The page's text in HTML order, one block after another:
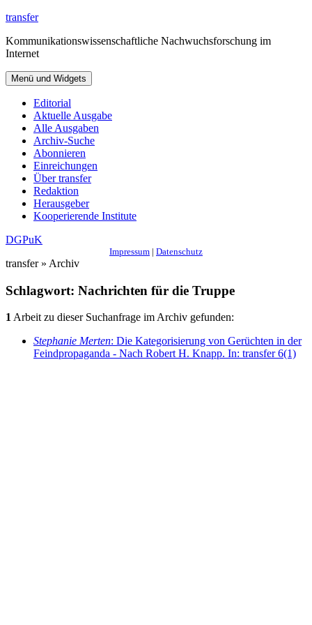
Zum
springen
transfer
Kommunikationswissenschaftliche Nachwuchsforschung im
Internet
Menü und Widgets
Editorial
Aktuelle Ausgabe
Alle Ausgaben
Archiv-Suche
Abonnieren
Einreichungen
Über transfer
Redaktion
Herausgeber
Kooperierende Institute
DGPuK
Impressum | Datenschutz
transfer » Archiv
Schlagwort: Nachrichten für die Truppe
1Arbeit zu dieser Suchanfrage im Archiv gefunden:
Stephanie Merten: Die Kategorisierung von Gerüchten in der
Feindpropaganda - Nach Robert H. Knapp. In: transfer 6(1)